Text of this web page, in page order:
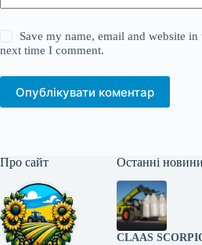
Save my name, email and website
next time I comment.
Опублікувати коментар
Про сайт Останні новини
CLAAS